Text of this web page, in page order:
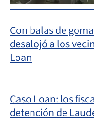
Con balas de
desalojó a los
Loan
Caso Loan: los
detención de